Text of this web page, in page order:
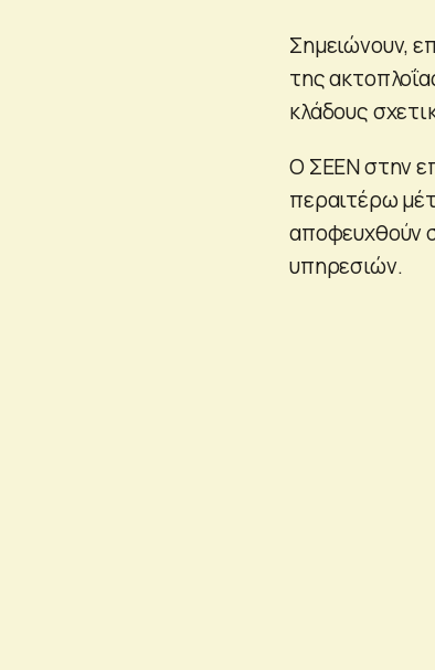
Σημειώνουν,
της
κλάδους
Ο ΣΕΕΝ στην
περαιτέρω
αποφευχθούν
υπηρεσιών.